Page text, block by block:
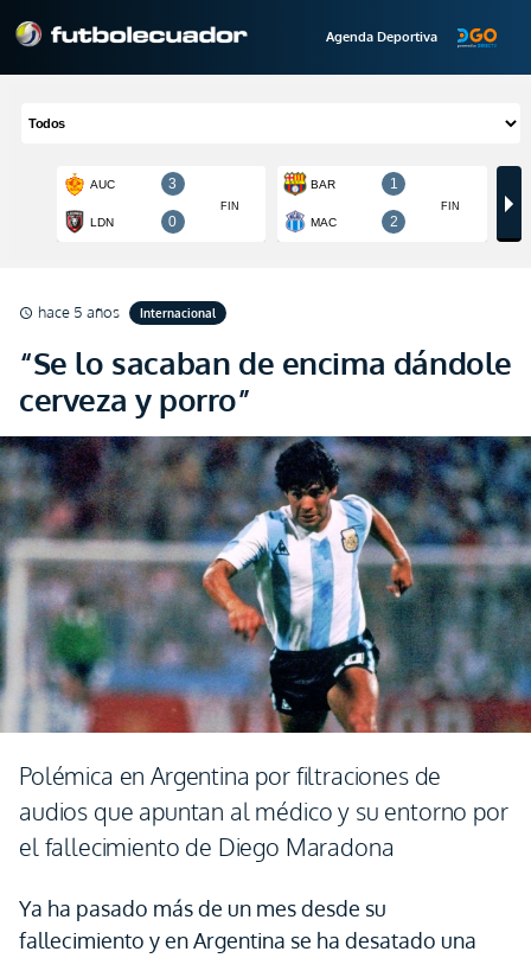
Agenda Deportiva
schedule hace 5 años Internacional
“Se lo sacaban de encima dándole
cerveza y porro”
Polémica en Argentina por filtraciones de
audios que apuntan al médico y su entorno por
el fallecimiento de Diego Maradona
Ya ha pasado más de un mes desde su
fallecimiento y en Argentina se ha desatado una